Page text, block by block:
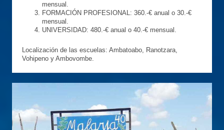
mensual.
FORMACIÓN PROFESIONAL: 360.-€ anual o 30.-€
mensual.
UNIVERSIDAD: 480.-€ anual o 40.-€ mensual.
Localización de las escuelas: Ambatoabo, Ranotzara,
Vohipeno y Ambovombe.